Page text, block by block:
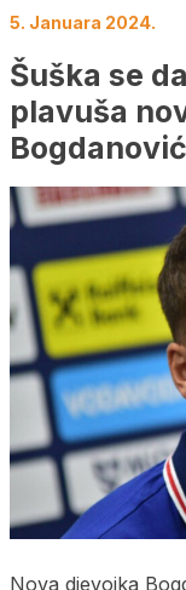
5. Januara 2024.
Šuška se
plavuša
Nova djevojka